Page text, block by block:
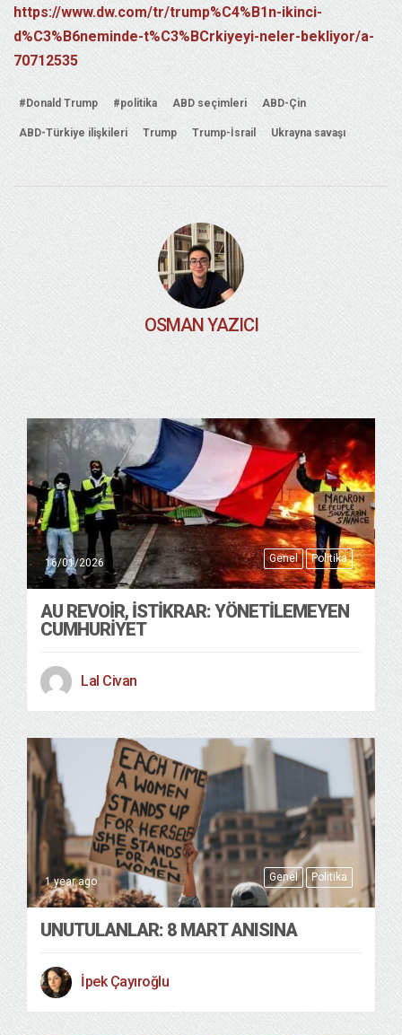
https://www.dw.com/tr/trump%C4%B1n-ikinci-
d%C3%B6neminde-t%C3%BCrkiyeyi-neler-bekliyor/a-
70712535
#Donald Trump #politika ABD seçimleri ABD-Çin
ABD-Türkiye ilişkileri Trump Trump-İsrail Ukrayna savaşı
OSMAN YAZICI
Genel Politika
16/01/2026
AU REVOIR, İSTIKRAR: YÖNETILEMEYEN
CUMHURIYET
Lal Civan
Genel Politika
1 year ago
UNUTULANLAR: 8 MART ANISINA
İpek Çayıroğlu